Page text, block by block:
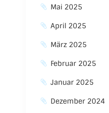
Mai 2025
April 2025
März 2025
Februar 2025
Januar 2025
Dezember 2024